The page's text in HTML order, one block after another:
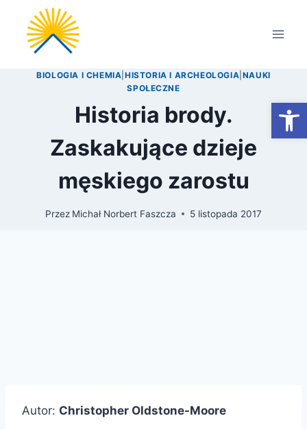
Przejdź
treści
BIOLOGIA I CHEMIA |HISTORIA I ARCHEOLOGIA NAUKI
SPOŁECZNE
Historia brody.
Zaskakujące dzieje
męskiego zarostu
Przez Michał Norbert Faszcza 5 listopada 2017
Autor: Christopher Oldstone-Moore